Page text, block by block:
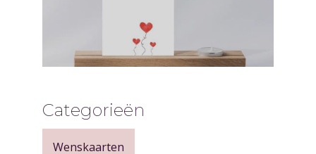
Categorieën
Wenskaarten